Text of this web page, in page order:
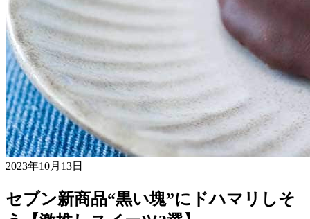
2023年10月13日
セブン新商品“黒い塊”にドハマリしそ